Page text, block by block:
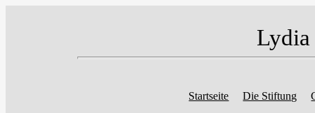
Startseite Die Stiftung